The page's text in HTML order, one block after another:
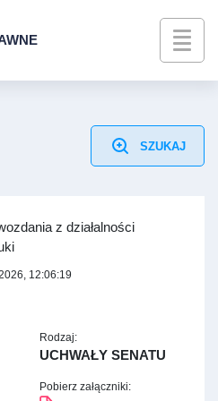
SZUKAJ
z działalności
12:06:19
Rodzaj:
UCHWAŁY SENATU
Pobierz załączniki: